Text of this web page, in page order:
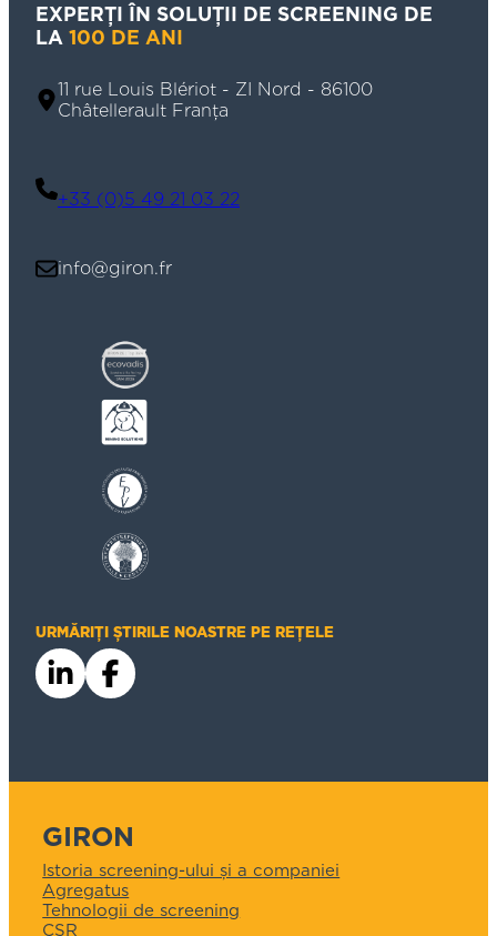
EXPERȚI ÎN SOLUȚII DE SCREENING DE
LA 100 DE ANI
11 rue Louis Blériot - ZI Nord - 86100
Châtellerault Franța
+33 (0)5 49 21 03 22
info@giron.fr
URMĂRIȚI ȘTIRILE NOASTRE PE REȚELE
GIRON
Istoria screening-ului și a companiei
Agregatus
Tehnologii de screening
CSR